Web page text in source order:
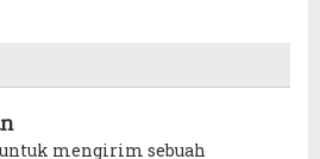
untuk mengirim sebuah